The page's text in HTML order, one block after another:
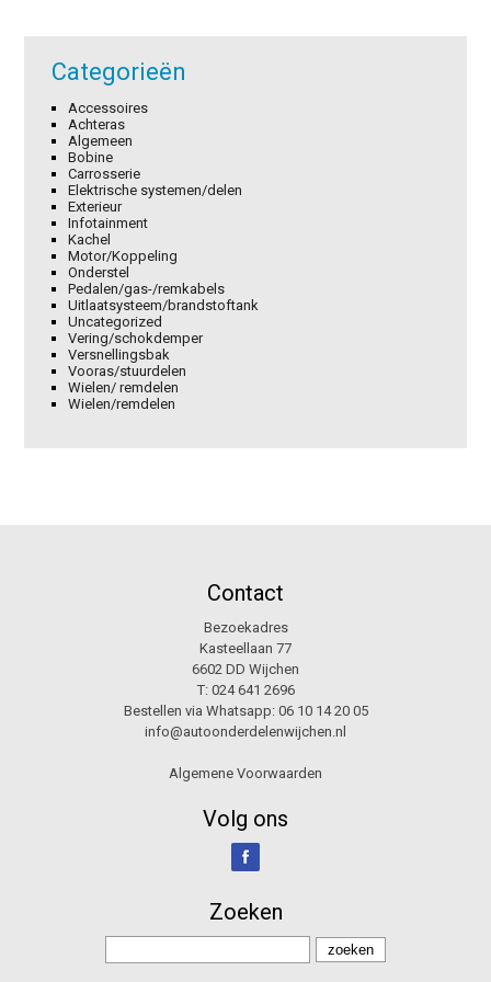
Categorieën
Accessoires
Achteras
Algemeen
Bobine
Carrosserie
Elektrische systemen/delen
Exterieur
Infotainment
Kachel
Motor/Koppeling
Onderstel
Pedalen/gas-/remkabels
Uitlaatsysteem/brandstoftank
Uncategorized
Vering/schokdemper
Versnellingsbak
Vooras/stuurdelen
Wielen/ remdelen
Wielen/remdelen
Contact
Bezoekadres
Kasteellaan 77
6602 DD Wijchen
T: 024 641 2696
Bestellen via Whatsapp: 06 10 14 20 05
info@autoonderdelenwijchen.nl
Algemene Voorwaarden
Volg ons
Zoeken